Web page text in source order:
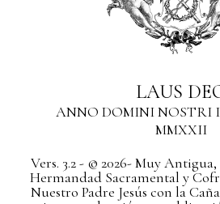
LAUS
ANNO DOMINI NOSTRI
MMXXII
Vers. 3.2 - © 2026- Muy
Hermandad Sacramental y
Nuestro Padre Jesús con la